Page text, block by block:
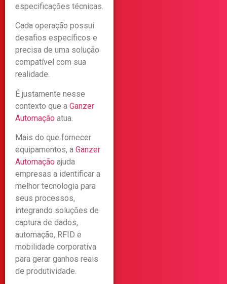
especificações técnicas.
Cada operação possui
desafios específicos e
precisa de uma solução
compatível com sua
realidade.
É justamente nesse
contexto que a Ganzer
Automação atua.
Mais do que fornecer
equipamentos, a Ganzer
Automação ajuda
empresas a identificar a
melhor tecnologia para
seus processos,
integrando soluções de
captura de dados,
automação, RFID e
mobilidade corporativa
para gerar ganhos reais
de produtividade.